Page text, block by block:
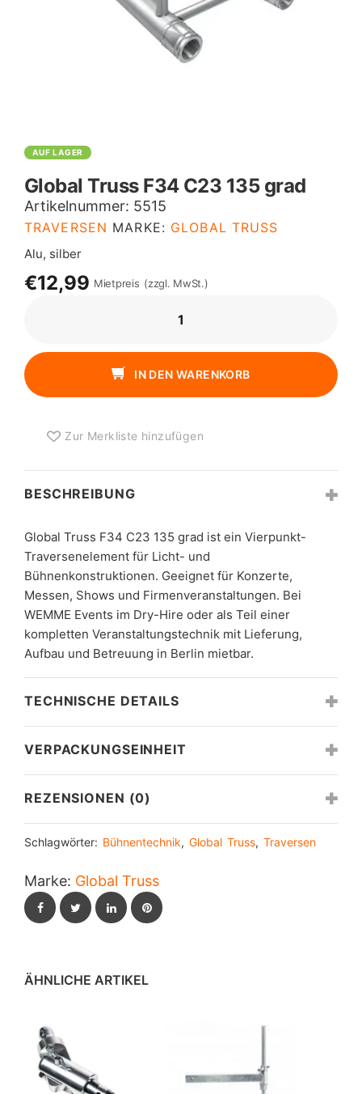
AUF LAGER
Global Truss F34 C23 135 grad
Artikelnummer: 5515
TRAVERSEN MARKE: GLOBAL TRUSS
Alu, silber
€12,99 Mietpreis (zzgl. MwSt.)
C23
135
MENGE
IN DEN WARENKORB
Zur Merkliste hinzufügen
BESCHREIBUNG
Global Truss F34 C23 135 grad ist ein Vierpunkt-
Traversenelement für Licht- und
Bühnenkonstruktionen. Geeignet für Konzerte,
Messen, Shows und Firmenveranstaltungen. Bei
WEMME Events im Dry-Hire oder als Teil einer
kompletten Veranstaltungstechnik mit Lieferung,
Aufbau und Betreuung in Berlin mietbar.
TECHNISCHE DETAILS
VERPACKUNGSEINHEIT
REZENSIONEN (0)
Schlagwörter: Bühnentechnik, Global Truss, Traversen
Marke: Global Truss
FacebookTwitterLinkedInPinterest
ÄHNLICHE ARTIKEL